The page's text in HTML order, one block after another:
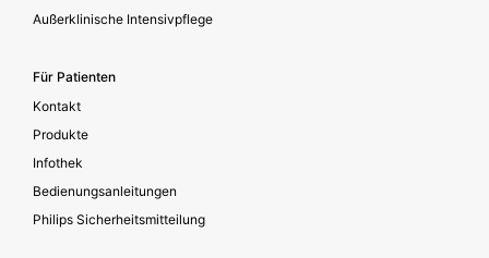
Außerklinische Intensivpflege
Für Patienten
Kontakt
Produkte
Infothek
Bedienungsanleitungen
Philips Sicherheitsmitteilung